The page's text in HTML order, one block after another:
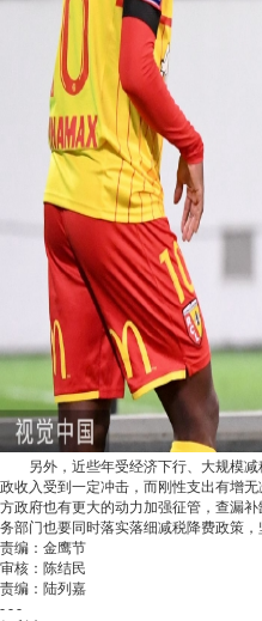
另外，近些年受经济下行、大规模减
政收入受到一定冲击，而刚性支出有增
方政府也有更大的动力加强征管，查漏
务部门也要同时落实落细减税降费政策，
责编：金鹰节
审核：陈结民
责编：陆列嘉
- - -